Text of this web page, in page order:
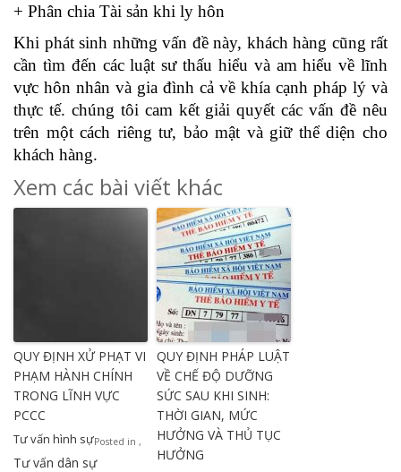
+ Phân chia Tài sản khi ly hôn
Khi phát sinh những vấn đề này, khách hàng cũng rất
cần tìm đến các luật sư thấu hiểu và am hiểu về lĩnh
vực hôn nhân và gia đình cả về khía cạnh pháp lý và
thực tế. chúng tôi cam kết giải quyết các vấn đề nêu
trên một cách riêng tư, bảo mật và giữ thể diện cho
khách hàng.
Xem các bài viết khác
QUY ĐỊNH XỬ PHẠT VI
PHẠM HÀNH CHÍNH
TRONG LĨNH VỰC
PCCC
Posted in
Tư vấn hình sự ,
Tư vấn dân sự
QUY ĐỊNH PHÁP LUẬT
VỀ CHẾ ĐỘ DƯỠNG
SỨC SAU KHI SINH:
THỜI GIAN, MỨC
HƯỞNG VÀ THỦ TỤC
HƯỞNG